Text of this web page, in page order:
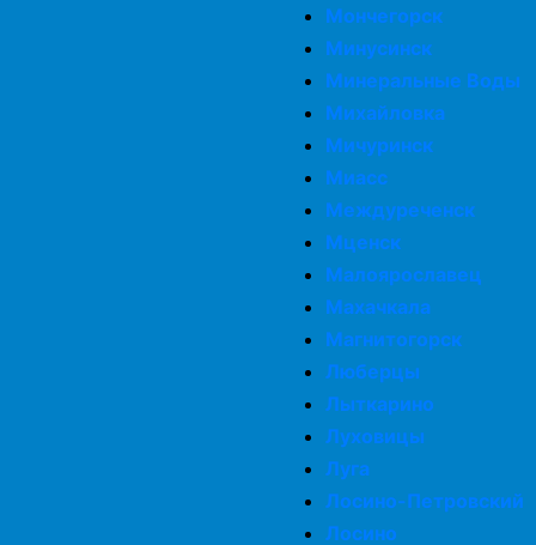
Мончегорск
Минусинск
Минеральные Воды
Михайловка
Мичуринск
Миасс
Междуреченск
Мценск
Малоярославец
Махачкала
Магнитогорск
Люберцы
Лыткарино
Луховицы
Луга
Лосино-Петровский
Лосино